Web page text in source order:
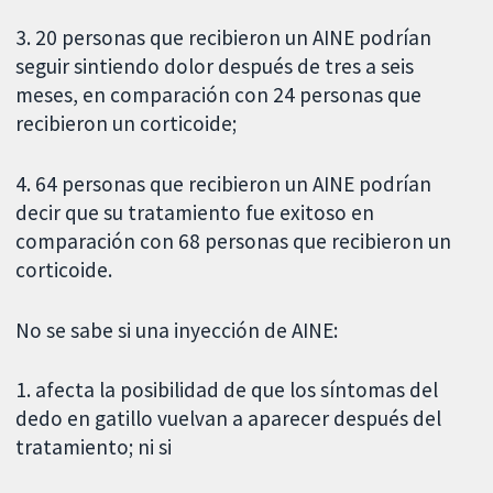
3. 20 personas que recibieron un AINE podrían
seguir sintiendo dolor después de tres a seis
meses, en comparación con 24 personas que
recibieron un corticoide;
4. 64 personas que recibieron un AINE podrían
decir que su tratamiento fue exitoso en
comparación con 68 personas que recibieron un
corticoide.
No se sabe si una inyección de AINE:
1. afecta la posibilidad de que los síntomas del
dedo en gatillo vuelvan a aparecer después del
tratamiento; ni si